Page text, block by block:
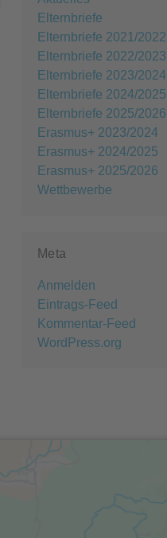
Elternbriefe
Elternbriefe 2021/2022
Elternbriefe 2022/2023
Elternbriefe 2023/2024
Elternbriefe 2024/2025
Elternbriefe 2025/2026
Erasmus+ 2023/2024
Erasmus+ 2024/2025
Erasmus+ 2025/2026
Wettbewerbe
Meta
Anmelden
Eintrags-Feed
Kommentar-Feed
WordPress.org